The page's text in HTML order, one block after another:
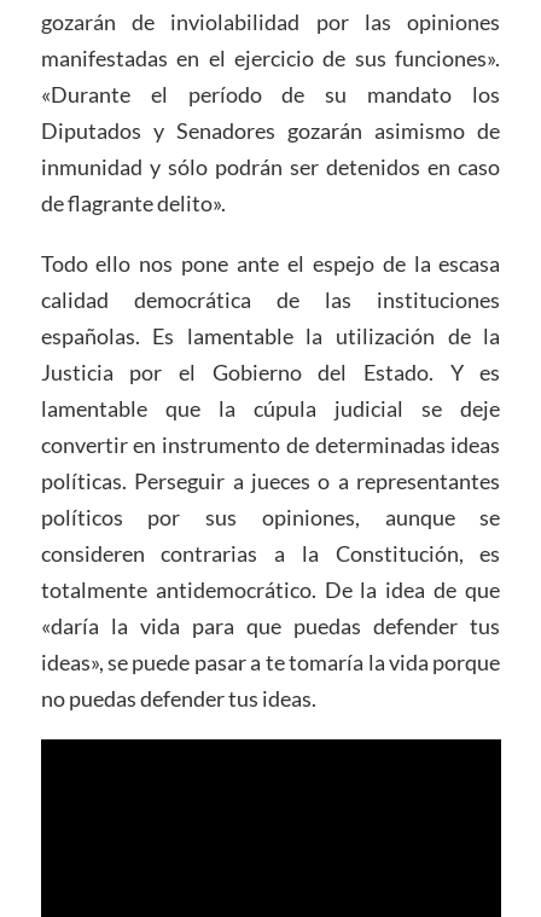
gozarán de inviolabilidad por las opiniones
manifestadas en el ejercicio de sus funciones».
«Durante el período de su mandato los
Diputados y Senadores gozarán asimismo de
inmunidad y sólo podrán ser detenidos en caso
de flagrante delito».
Todo ello nos pone ante el espejo de la escasa
calidad democrática de las instituciones
españolas. Es lamentable la utilización de la
Justicia por el Gobierno del Estado. Y es
lamentable que la cúpula judicial se deje
convertir en instrumento de determinadas ideas
políticas. Perseguir a jueces o a representantes
políticos por sus opiniones, aunque se
consideren contrarias a la Constitución, es
totalmente antidemocrático. De la idea de que
«daría la vida para que puedas defender tus
ideas», se puede pasar a te tomaría la vida porque
no puedas defender tus ideas.